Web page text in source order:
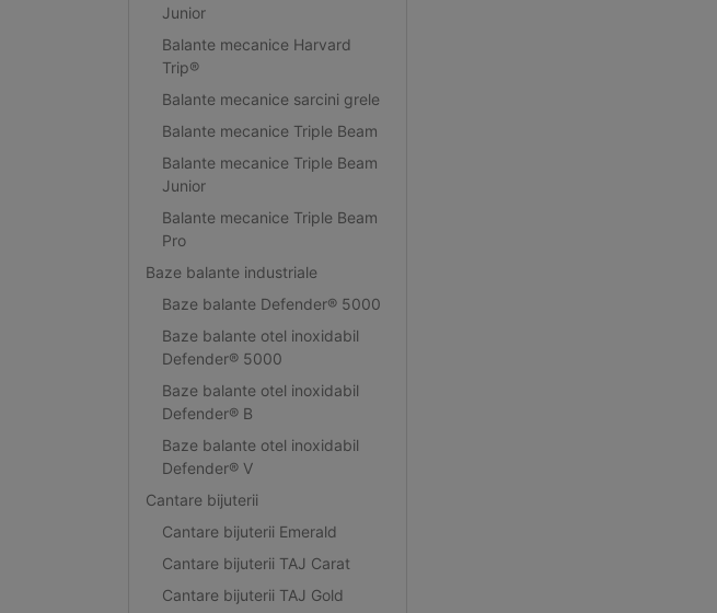
Junior
Balante mecanice Harvard
Trip®
Balante mecanice sarcini grele
Balante mecanice Triple Beam
Balante mecanice Triple Beam
Junior
Balante mecanice Triple Beam
Pro
Baze balante industriale
Baze balante Defender® 5000
Baze balante otel inoxidabil
Defender® 5000
Baze balante otel inoxidabil
Defender® B
Baze balante otel inoxidabil
Defender® V
Cantare bijuterii
Cantare bijuterii Emerald
Cantare bijuterii TAJ Carat
Cantare bijuterii TAJ Gold